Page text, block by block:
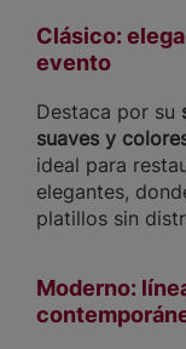
Clásico:
evento
Destaca por su
suaves y
ideal para
elegantes,
platillos sin
Moderno: